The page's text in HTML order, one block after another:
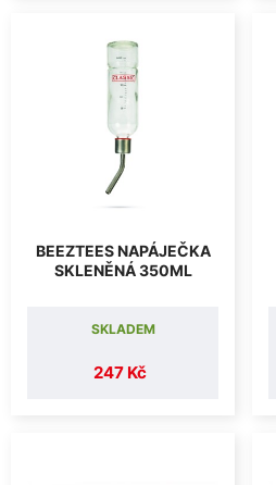
BEEZTEES NAPÁJEČKA
SKLENĚNÁ 350ML
247 Kč
SKLADEM